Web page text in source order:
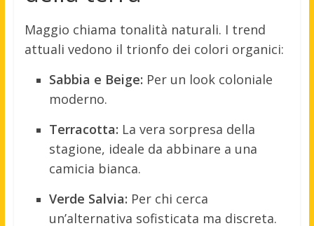
Maggio chiama tonalità naturali. I trend
attuali vedono il trionfo dei colori organici:
Sabbia e Beige: Per un look coloniale
moderno.
Terracotta: La vera sorpresa della
stagione, ideale da abbinare a una
camicia bianca.
Verde Salvia: Per chi cerca
un’alternativa sofisticata ma discreta.